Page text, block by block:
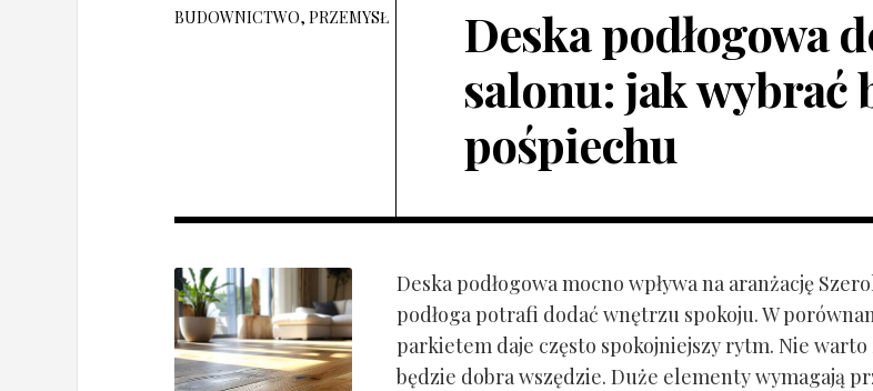
BUDOWNICTWO, PRZEMYSŁ
Deska podłogowa
salonu: jak wybrać
pośpiechu
Deska podłogowa mocno wpływa na aranżację
podłoga potrafi dodać wnętrzu spokoju. W
parkietem daje często spokojniejszy rytm. Nie warto
będzie dobra wszędzie. Duże elementy wymagają